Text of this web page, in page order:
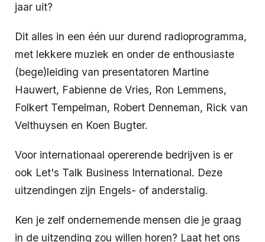
jaar uit?
Dit alles in een één uur durend radioprogramma,
met lekkere muziek en onder de enthousiaste
(bege)leiding van presentatoren Martine
Hauwert, Fabienne de Vries, Ron Lemmens,
Folkert Tempelman, Robert Denneman, Rick van
Velthuysen en Koen Bugter.
Voor internationaal opererende bedrijven is er
ook Let's Talk Business International. Deze
uitzendingen zijn Engels- of anderstalig.
Ken je zelf ondernemende mensen die je graag
in de uitzending zou willen horen? Laat het ons